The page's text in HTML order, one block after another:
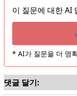
이 질문에 대한 AI
* AI가 질문을 더 명
댓글 달기: